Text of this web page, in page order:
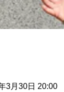
3月30日 20:00